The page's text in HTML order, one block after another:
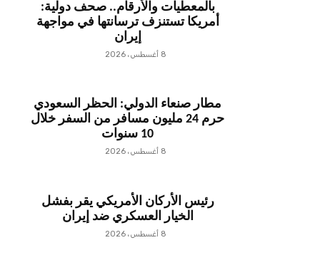
بالمعطيات والأرقام.. صحف دولية:
أمريكا تستنزف ترسانتها في مواجهة
إيران
8 أغسطس، 2026
مطار صنعاء الدولي: الحظر السعودي
حرم 24 مليون مسافر من السفر خلال
10 سنوات
8 أغسطس، 2026
رئيس الأركان الأمريكي يقر بفشل
الخيار العسكري ضد إيران
8 أغسطس، 2026